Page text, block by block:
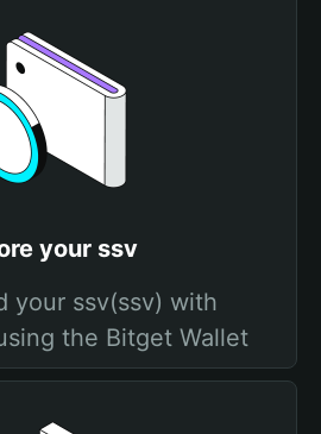
your ssv
your ssv(ssv) with
the Bitget Wallet